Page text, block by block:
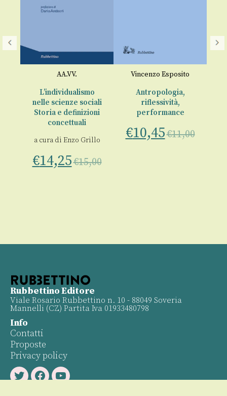
AA.VV.
L’individualismo
nelle scienze sociali
Storia e definizioni
concettuali
a cura di Enzo Grillo
€14,25€15,00
Vincenzo Esposito
Antropologia,
riflessività,
performance
€10,45€11,00
I
Rubbettino Editore
Viale Rosario Rubbettino n. 10 - 88049 Soveria
Mannelli (CZ) Partita Iva 01933480798
Info
Contatti
Proposte
Privacy policy
TwitterFacebookYoutube